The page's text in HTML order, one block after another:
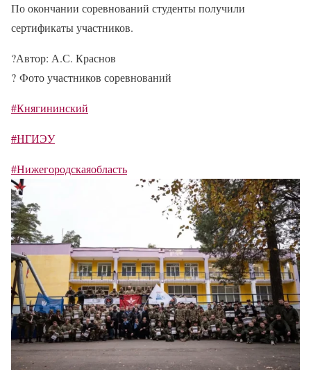
По окончании соревнований студенты получили
сертификаты участников.
?Автор: А.С. Краснов
? Фото участников соревнований
#Княгининский
#НГИЭУ
#Нижегородскаяобласть